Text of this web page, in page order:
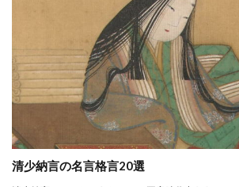
清少納言の名言格言20選